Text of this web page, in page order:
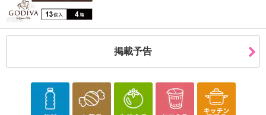
掲載予告